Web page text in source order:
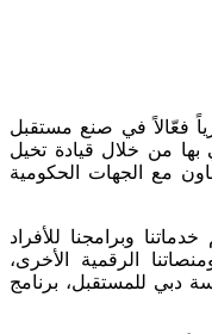
فعّالاً في صنع مستقبل
بها من خلال قيادة تخيل
مع الجهات الحكومية
وبرامجنا للأفراد
الرقمية الأخرى،
برامج مؤسسة دبي للمستقبل، برنامج